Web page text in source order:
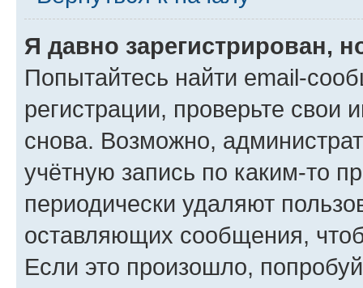
Я давно зарегистрирован,
Попытайтесь найти email-
регистрации, проверьте свои
снова. Возможно,
учётную запись по каким-то
периодически удаляют
оставляющих сообщения,
Если это произошло,